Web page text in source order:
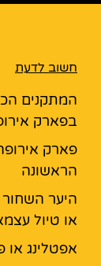
חשוב לדעת
המתקנים
בפארק
פארק
הראשונה
היער השחור
או טיול
אפטלינג או